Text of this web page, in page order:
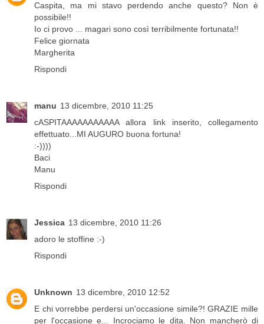
Caspita, ma mi stavo perdendo anche questo? Non è
possibile!!
Io ci provo ... magari sono così terribilmente fortunata!!
Felice giornata
Margherita
Rispondi
manu 13 dicembre, 2010 11:25
cASPITAAAAAAAAAAA allora link inserito, collegamento
effettuato...MI AUGURO buona fortuna!
:-))))
Baci
Manu
Rispondi
Jessica 13 dicembre, 2010 11:26
adoro le stoffine :-)
Rispondi
Unknown 13 dicembre, 2010 12:52
E chi vorrebbe perdersi un'occasione simile?! GRAZIE mille
per l'occasione e... Incrociamo le dita. Non mancherò di